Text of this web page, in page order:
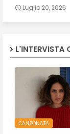
Luglio 20, 2026
L'INTERVISTA
CANZONATA